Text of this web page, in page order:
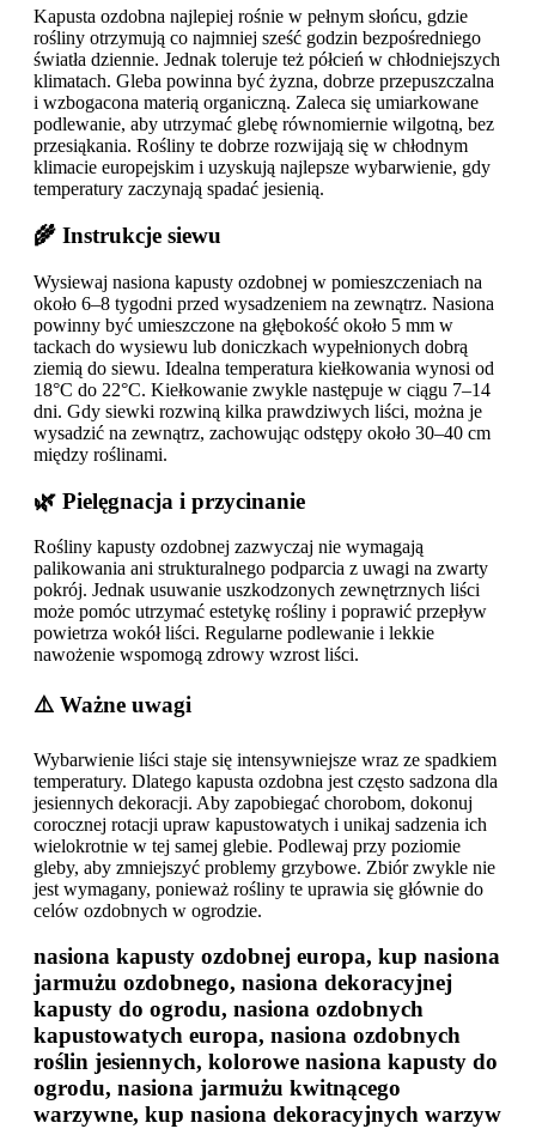
Kapusta ozdobna najlepiej rośnie w pełnym słońcu, gdzie
rośliny otrzymują co najmniej sześć godzin bezpośredniego
światła dziennie. Jednak toleruje też półcień w chłodniejszych
klimatach. Gleba powinna być żyzna, dobrze przepuszczalna
i wzbogacona materią organiczną. Zaleca się umiarkowane
podlewanie, aby utrzymać glebę równomiernie wilgotną, bez
przesiąkania. Rośliny te dobrze rozwijają się w chłodnym
klimacie europejskim i uzyskują najlepsze wybarwienie, gdy
temperatury zaczynają spadać jesienią.
🌾 Instrukcje siewu
Wysiewaj nasiona kapusty ozdobnej w pomieszczeniach na
około 6–8 tygodni przed wysadzeniem na zewnątrz. Nasiona
powinny być umieszczone na głębokość około 5 mm w
tackach do wysiewu lub doniczkach wypełnionych dobrą
ziemią do siewu. Idealna temperatura kiełkowania wynosi od
18°C do 22°C. Kiełkowanie zwykle następuje w ciągu 7–14
dni. Gdy siewki rozwiną kilka prawdziwych liści, można je
wysadzić na zewnątrz, zachowując odstępy około 30–40 cm
między roślinami.
🌿 Pielęgnacja i przycinanie
Rośliny kapusty ozdobnej zazwyczaj nie wymagają
palikowania ani strukturalnego podparcia z uwagi na zwarty
pokrój. Jednak usuwanie uszkodzonych zewnętrznych liści
może pomóc utrzymać estetykę rośliny i poprawić przepływ
powietrza wokół liści. Regularne podlewanie i lekkie
nawożenie wspomogą zdrowy wzrost liści.
⚠️ Ważne uwagi
Wybarwienie liści staje się intensywniejsze wraz ze spadkiem
temperatury. Dlatego kapusta ozdobna jest często sadzona dla
jesiennych dekoracji. Aby zapobiegać chorobom, dokonuj
corocznej rotacji upraw kapustowatych i unikaj sadzenia ich
wielokrotnie w tej samej glebie. Podlewaj przy poziomie
gleby, aby zmniejszyć problemy grzybowe. Zbiór zwykle nie
jest wymagany, ponieważ rośliny te uprawia się głównie do
celów ozdobnych w ogrodzie.
nasiona kapusty ozdobnej europa, kup nasiona
jarmużu ozdobnego, nasiona dekoracyjnej
kapusty do ogrodu, nasiona ozdobnych
kapustowatych europa, nasiona ozdobnych
roślin jesiennych, kolorowe nasiona kapusty do
ogrodu, nasiona jarmużu kwitnącego
warzywne, kup nasiona dekoracyjnych warzyw